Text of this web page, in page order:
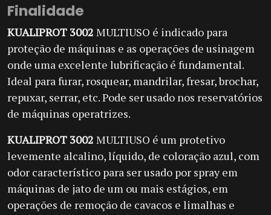
Finalidade
KUALIPROT 3002 MULTIUSO é indicado para
proteção de máquinas e as operações de usinagem
onde uma excelente lubrificação é fundamental.
Ideal para furar, rosquear, mandrilar, fresar, brochar,
repuxar, serrar, etc. Pode ser usado nos reservatórios
de máquinas operatrizes.
KUALIPROT 3002 MULTIUSO é um protetivo
levemente alcalino, líquido, de coloração azul, com
odor característico para ser usado por spray em
máquinas de jato de um ou mais estágios, em
operações de remoção de cavacos e limalhas e